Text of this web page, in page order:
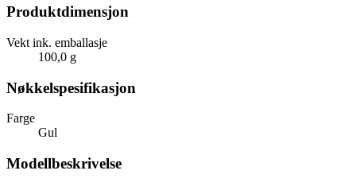
Produktdimensjon
Vekt ink. emballasje
100,0 g
Nøkkelspesifikasjon
Farge
Gul
Modellbeskrivelse